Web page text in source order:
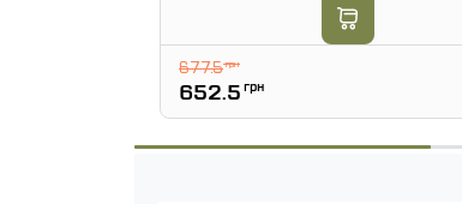
677.5грн
652.5 грн